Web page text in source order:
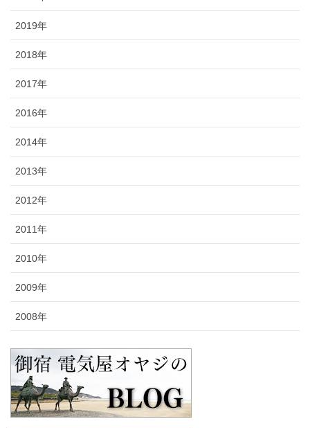
2019年
2018年
2017年
2016年
2014年
2013年
2012年
2011年
2010年
2009年
2008年